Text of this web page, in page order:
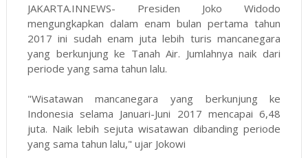
JAKARTA.INNEWS- Presiden Joko Widodo
mengungkapkan dalam enam bulan pertama tahun
2017 ini sudah enam juta lebih turis mancanegara
yang berkunjung ke Tanah Air. Jumlahnya naik dari
periode yang sama tahun lalu.
"Wisatawan mancanegara yang berkunjung ke
Indonesia selama Januari-Juni 2017 mencapai 6,48
juta. Naik lebih sejuta wisatawan dibanding periode
yang sama tahun lalu," ujar Jokowi